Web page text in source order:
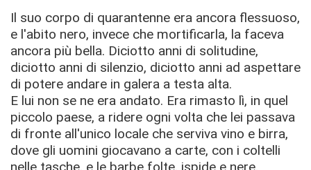
Il suo corpo di quarantenne era ancora flessuoso,
e l'abito nero, invece che mortificarla, la faceva
ancora più bella. Diciotto anni di solitudine,
diciotto anni di silenzio, diciotto anni ad aspettare
di potere andare in galera a testa alta.
E lui non se ne era andato. Era rimasto lì, in quel
piccolo paese, a ridere ogni volta che lei passava
di fronte all'unico locale che serviva vino e birra,
dove gli uomini giocavano a carte, con i coltelli
nelle tasche, e le barbe folte, ispide e nere.